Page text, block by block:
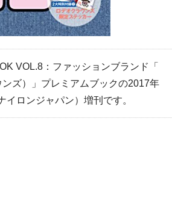
VOL.8：ファッションブランド「
ズ）」プレミアムブックの2017年
ロンジャパン）増刊です。